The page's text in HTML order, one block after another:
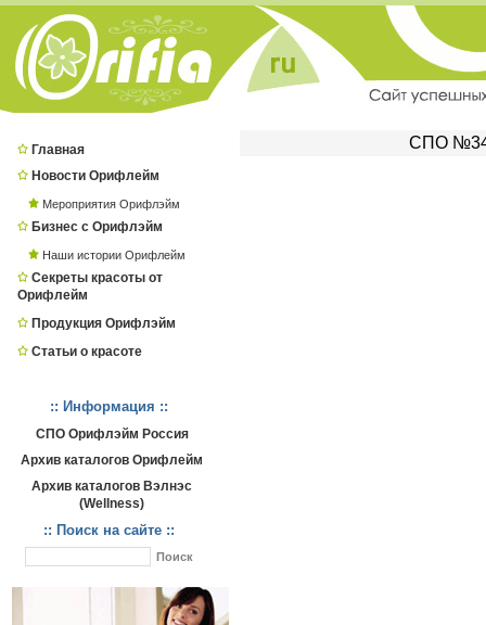
Главная
Новости Орифлейм
Мероприятия Орифлэйм
Бизнес с Орифлэйм
Наши истории Орифлейм
Секреты красоты от
Орифлейм
Продукция Орифлэйм
Статьи о красоте
:: Информация ::
СПО Орифлэйм Россия
Архив каталогов Орифлейм
Архив каталогов Вэлнэс
(Wellness)
:: Поиск на сайте ::
СПО